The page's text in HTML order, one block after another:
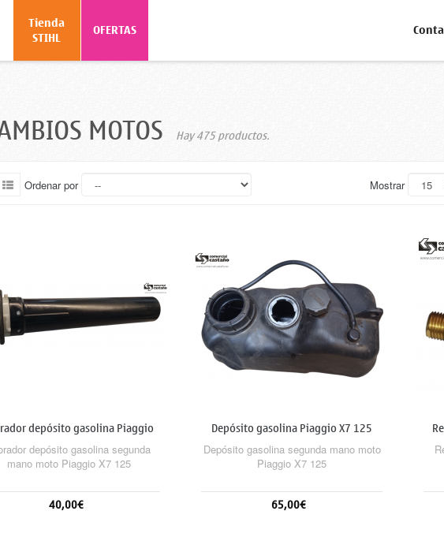
Tienda
STIHL OFERTAS
MOTOS Hay 475 productos.
Ordenar por Mostrar
depósito gasolina Piaggio
X7 125
depósito gasolina segunda
mano moto Piaggio X7 125
40,00€
Depósito gasolina Piaggio X7 125
Depósito gasolina segunda mano moto
Piaggio X7 125
65,00€